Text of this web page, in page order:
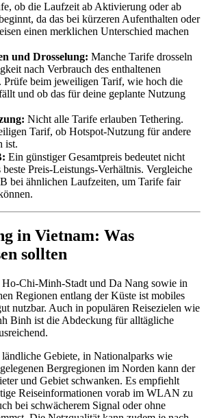
ob die Laufzeit ab Aktivierung oder ab
da das bei kürzeren Aufenthalten oder
einen merklichen Unterschied machen
und Drosselung: Manche Tarife drosseln
nach Verbrauch des enthaltenen
Prüfe beim jeweiligen Tarif, wie hoch die
und ob das für deine geplante Nutzung
Nicht alle Tarife erlauben Tethering.
Tarif, ob Hotspot-Nutzung für andere
ist.
Ein günstiger Gesamtpreis bedeutet nicht
beste Preis-Leistungs-Verhältnis. Vergleiche
bei ähnlichen Laufzeiten, um Tarife fair
in Vietnam: Was
sollten
Chi-Minh-Stadt und Da Nang sowie in
Regionen entlang der Küste ist mobiles
nutzbar. Auch in populären Reisezielen wie
Binh ist die Abdeckung für alltägliche
Gebiete, in Nationalparks wie
Bergregionen im Norden kann der
und Gebiet schwanken. Es empfiehlt
Reiseinformationen vorab im WLAN zu
bei schwächerem Signal oder ohne